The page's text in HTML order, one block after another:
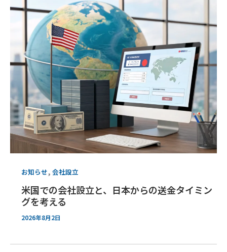
お知らせ, 会社設立
米国での会社設立と、日本からの送金タイミン
グを考える
2026年8月2日